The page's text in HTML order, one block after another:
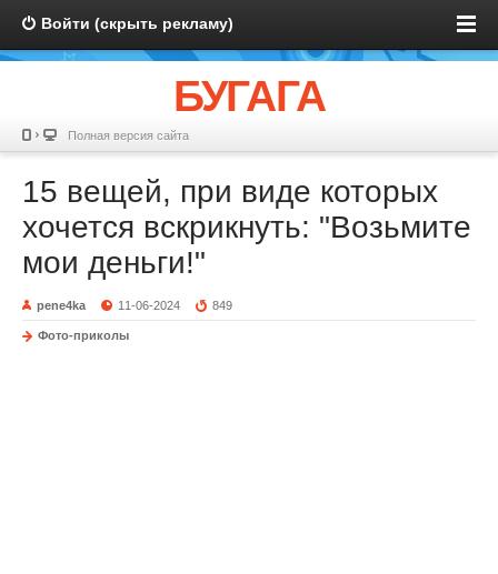
Войти (скрыть рекламу)
БУГАГА
Полная версия сайта
15 вещей, при виде которых
хочется вскрикнуть: "Возьмите
мои деньги!"
pene4ka 11-06-2024 849
Фото-приколы